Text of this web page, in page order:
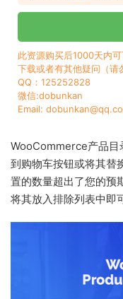
此资源购买后1000天内
下载或者有其他疑问（请
QQ：125252828
微信:dobunkan
Email:
WooCommerce产品目
到购物车按钮或将其替
置的数量超出了您的预
将其放入排除列表中即